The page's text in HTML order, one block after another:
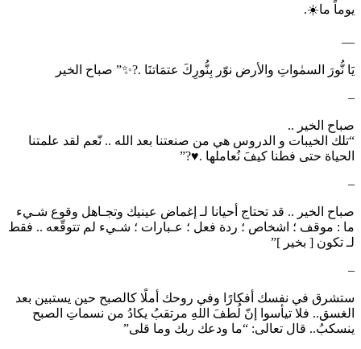
يوماً ما☀️.
—
يَا نُّورَ السمٰواتِ والأرض نوّر بِنُّورِكَ عتمَاتنَا .?✨” صباح الخير
–
صباح الخير ..
“تلك الخيبات و الدروس هي من صنعتنا بعد الله .. نّعم لقد علمتنا
الحياة حتى فطنا كيفَ نُعاملها .⁦♥️⁩?”
–
صباح الخير .. قد تحتاج أحيانا لـ إغماض عينيك وتجـاهل وقوع شـيء
ما : موقف ؛ اشخاص ؛ ردة فعل ؛ عـبارات ؛ شـيء لم تتوقّعه .. فقط
لـ تكون [ بخير ]”
–
ستشرق في نفسك أفكارًا وفي روحك أملًا كالصبح حين يستبين بعد
الغسق.. فلا تيأسوا إنّ لُطفَ اللهِ مرتقبُ يكادُ من نسماتِ الصبح
ينسكبُ.. قال تعالى: “ما ودعك ربك وما قلى”